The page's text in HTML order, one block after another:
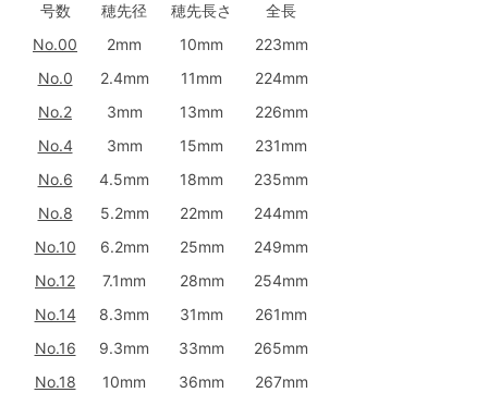
号数 穂先径 穂先長さ
全長
No.00
2mm 10mm
223mm
No.0
2.4mm 11mm
224mm
No.2
3mm 13mm
226mm
No.4
3mm 15mm
231mm
No.6
4.5mm 18mm
235mm
No.8
5.2mm 22mm
244mm
No.10
6.2mm 25mm
249mm
No.12
7.1mm 28mm
254mm
No.14
8.3mm 31mm
261mm
No.16
9.3mm 33mm
265mm
No.18
10mm 36mm
267mm